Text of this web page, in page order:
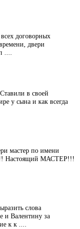
договорных
двери
....
в своей
у сына и как всегда
мастер по имени
Настоящий МАСТЕР!!!
слова
и Валентину за
к к ....